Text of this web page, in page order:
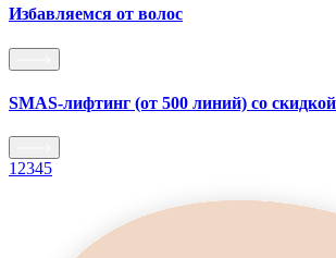
Избавляемся от волос
SMAS-лифтинг (от 500 линий) со
1 2345